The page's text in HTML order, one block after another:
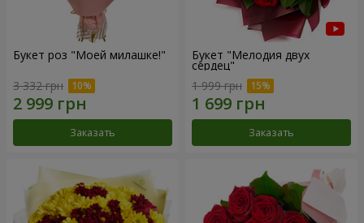
Букет роз "Моей милашке!"
3 332 грн
Заказать
Букет "Мелодия двух
сердец"
1 999 грн
Заказать